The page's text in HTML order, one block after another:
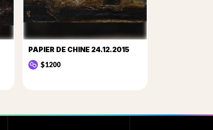
PAPIER DE CHINE 24.12.2015
$1200